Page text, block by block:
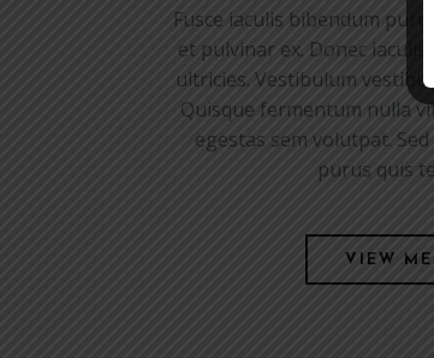
Fusce iaculis bibendum
et pulvinar ex. Donec iaculis
ultricies. Vestibulum
Quisque fermentum nulla
egestas sem volutpat.
purus quis
VIEW